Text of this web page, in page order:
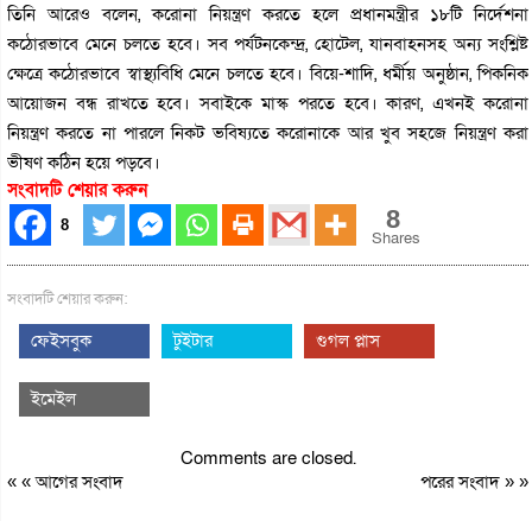
তিনি আরেও বলেন, করোনা নিয়ন্ত্রণ করতে হলে প্রধানমন্ত্রীর ১৮টি নির্দেশনা
কঠোরভাবে মেনে চলতে হবে। সব পর্যটনকেন্দ্র, হোটেল, যানবাহনসহ অন্য সংশ্লিষ্ট
ক্ষেত্রে কঠোরভাবে স্বাস্থ্যবিধি মেনে চলতে হবে। বিয়ে-শাদি, ধর্মীয় অনুষ্ঠান, পিকনিক
আয়োজন বন্ধ রাখতে হবে। সবাইকে মাস্ক পরতে হবে। কারণ, এখনই করোনা
নিয়ন্ত্রণ করতে না পারলে নিকট ভবিষ্যতে করোনাকে আর খুব সহজে নিয়ন্ত্রণ করা
ভীষণ কঠিন হয়ে পড়বে।
সংবাদটি শেয়ার করুন
8 8
Shares
সংবাদটি শেয়ার করুন:
ফেইসবুক টুইটার গুগল প্লাস
ইমেইল
Comments are closed.
« «আগের সংবাদ পরের সংবাদ» »